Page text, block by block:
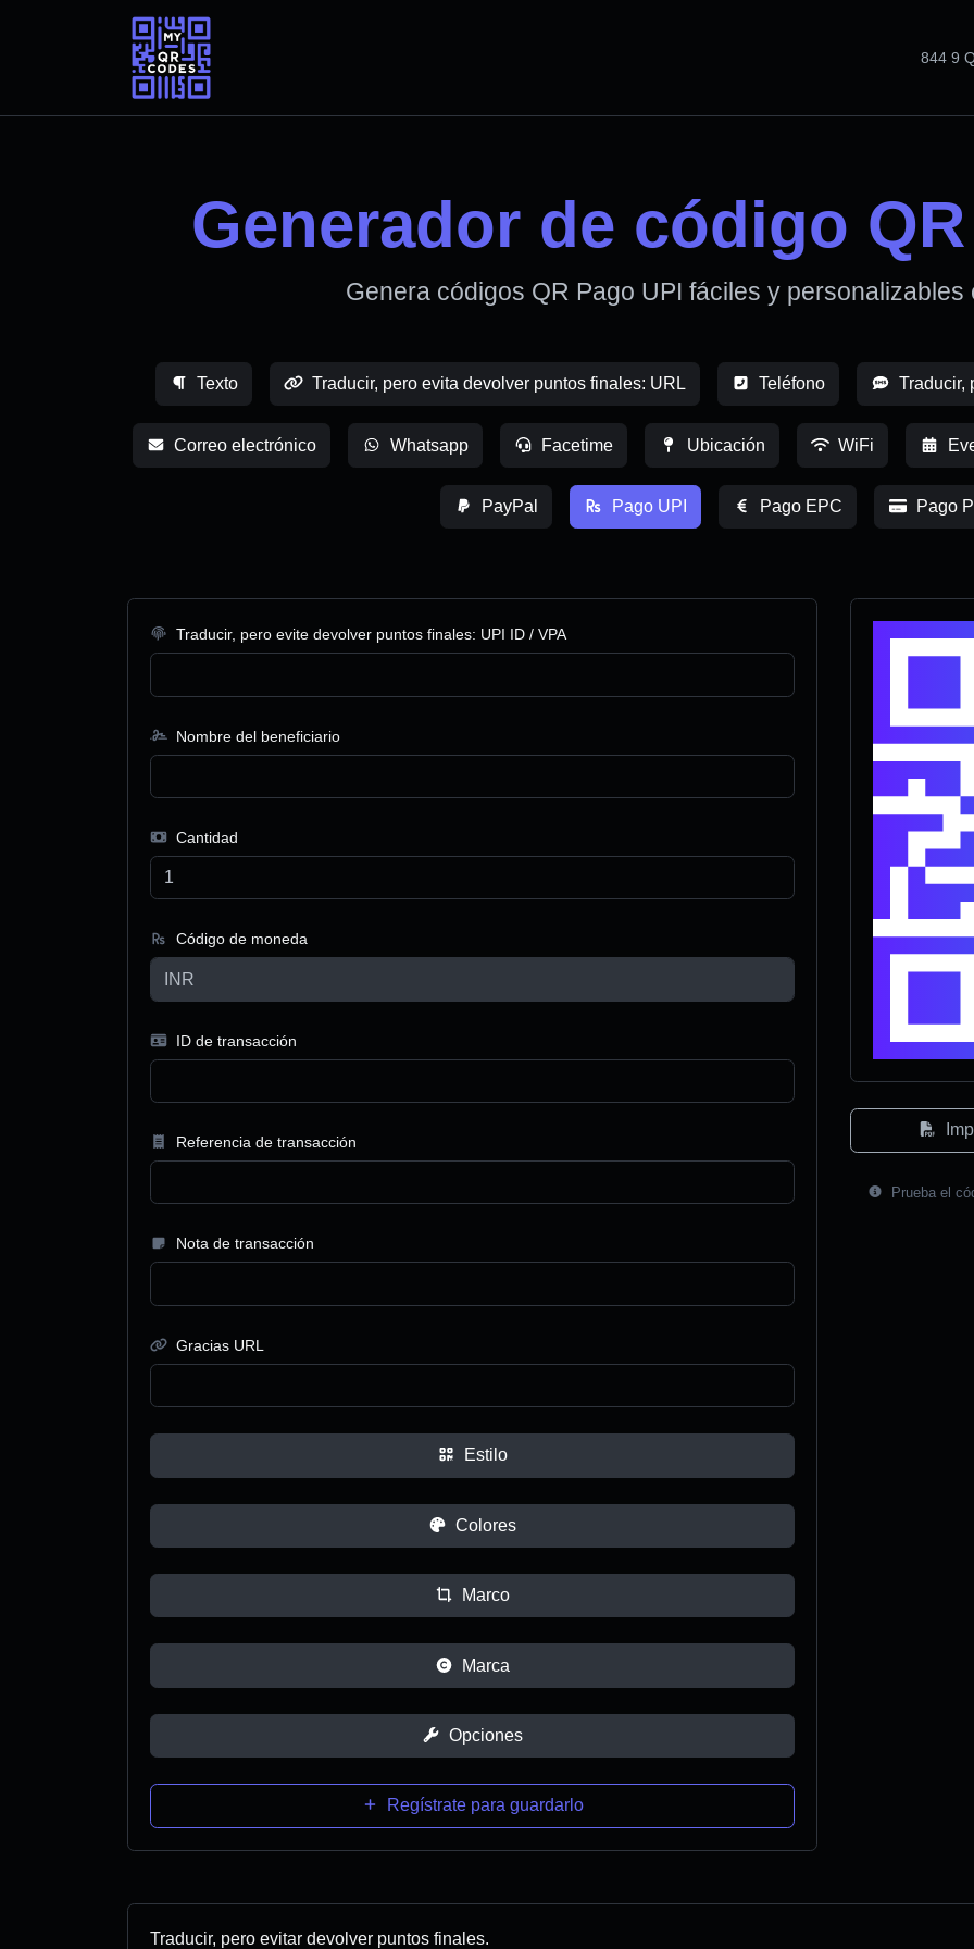
844 9
Generador de código
Genera códigos QR Pago UPI fáciles y personalizables
Texto Traducir, pero evita devolver puntos finales: URL Teléfono Traducir,
Correo electrónico Whatsapp Facetime Ubicación WiFi
PayPal Pago UPI Pago EPC Pago
Traducir, pero evite devolver puntos finales: UPI ID / VPA
Nombre del beneficiario
Cantidad
Código de moneda
ID de transacción
Referencia de transacción
Nota de transacción
Gracias URL
Estilo
Colores
Marco
Marca
Opciones
Regístrate para guardarlo
Prueba el
Traducir, pero evitar devolver puntos finales.